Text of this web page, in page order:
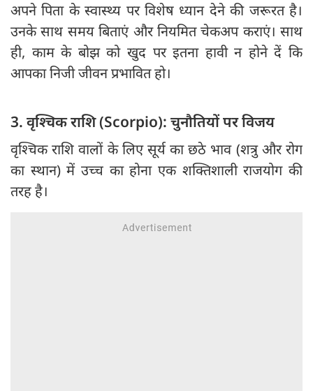
अपने पिता के स्वास्थ्य पर विशेष ध्यान देने की जरूरत है।
उनके साथ समय बिताएं और नियमित चेकअप कराएं। साथ
ही, काम के बोझ को खुद पर इतना हावी न होने दें कि
आपका निजी जीवन प्रभावित हो।
3. वृश्चिक राशि (Scorpio): चुनौतियों पर विजय
वृश्चिक राशि वालों के लिए सूर्य का छठे भाव (शत्रु और रोग
का स्थान) में उच्च का होना एक शक्तिशाली राजयोग की
तरह है।